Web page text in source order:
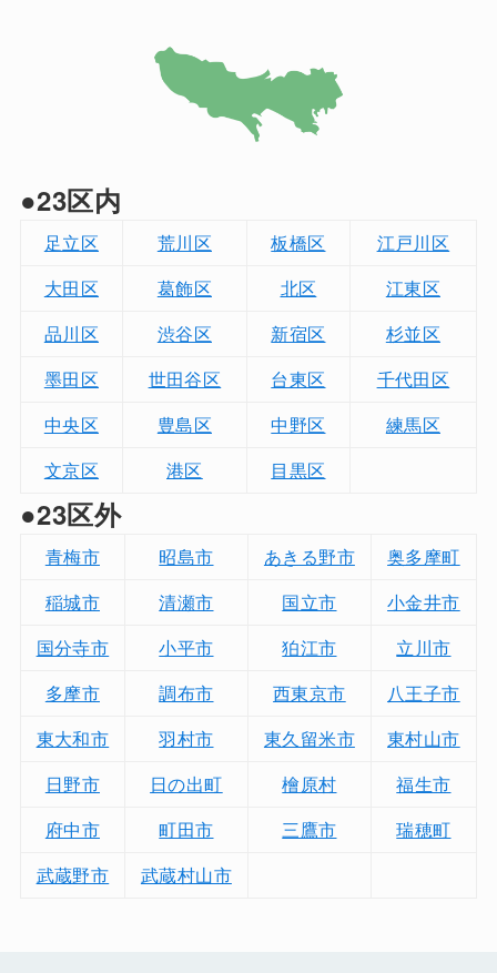
●23区内
足立区 荒川区 板橋区
江戸川区
大田区
葛飾区 北区
江東区
品川区
渋谷区 新宿区
杉並区
墨田区
世田谷区 台東区
千代田区
中央区
豊島区 中野区
練馬区
文京区
港区 目黒区
●23区外
青梅市 昭島市 あきる野市
奥多摩町
稲城市
清瀬市 国立市
小金井市
国分寺市
小平市 狛江市
立川市
多摩市
調布市 西東京市
八王子市
東大和市
羽村市 東久留米市
東村山市
日野市
日の出町 檜原村
福生市
府中市
町田市 三鷹市
瑞穂町
武蔵野市
武蔵村山市